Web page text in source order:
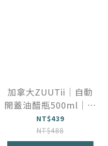
加拿大ZUUTii｜自動
開蓋油醋瓶500ml｜四
色
NT$439
NT$488